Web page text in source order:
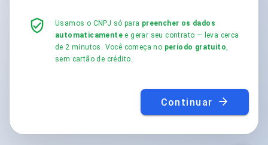
Usamos o CNPJ só para preencher os dados
automaticamente e gerar seu contrato — leva cerca
de 2 minutos. Você começa no período gratuito,
sem cartão de crédito.
Continuar